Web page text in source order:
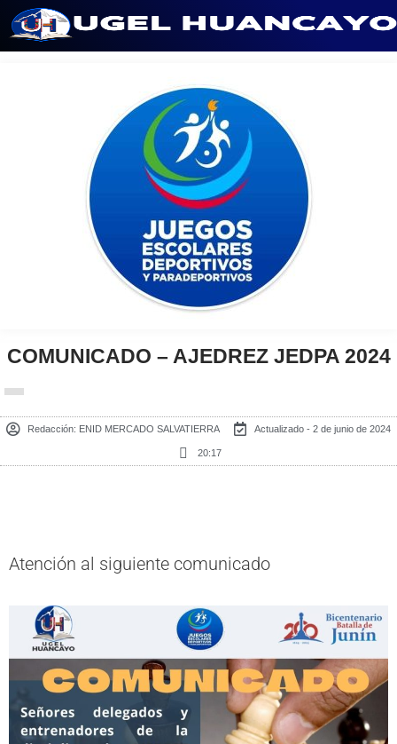
COMUNICADO – AJEDREZ JEDPA 2024
Redacción: ENID MERCADO SALVATIERRA Actualizado - 2 de junio de 2024
20:17
Atención al siguiente comunicado